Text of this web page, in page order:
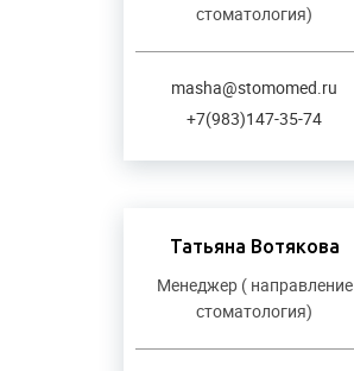
стоматология)
masha@stomomed.ru
+7(983)147-35-74
Татьяна Вотякова
Менеджер ( направление
стоматология)